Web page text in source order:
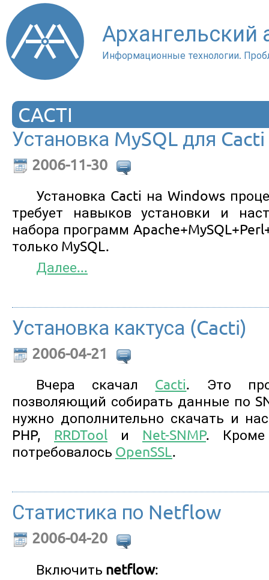
Архангельский
Информационные технологии.
CACTI
Установка MySQL для Cacti
2006-11-30
Установка Cacti на Windows
требует навыков установки и
набора программ
только MySQL.
Далее...
Установка кактуса (Cacti)
2006-04-21
Вчера скачал Cacti. Это
позволяющий собирать данные по
нужно дополнительно скачать и
PHP, RRDTool и Net-SNMP. Кроме
потребовалось OpenSSL.
Статистика по Netflow
2006-04-20
Включить netflow: